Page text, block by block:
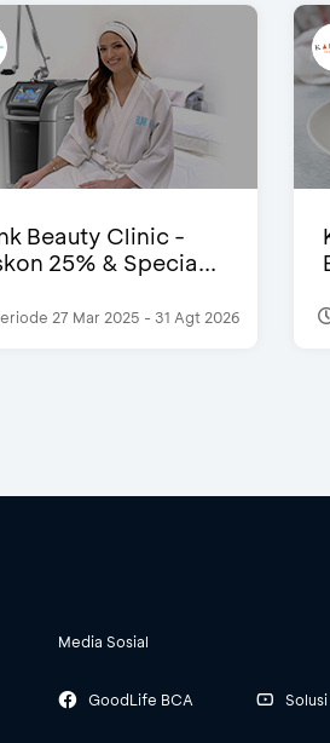
Beauty Clinic -
25% & Specia...
27 Mar 2025 - 31 Agt 2026
Media Sosial
GoodLife BCA